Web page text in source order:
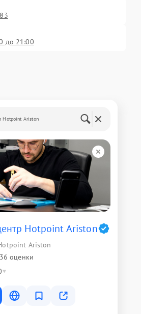
до 21:00
Hotpoint Ariston
Hotpoint Ariston
Ariston
оценки